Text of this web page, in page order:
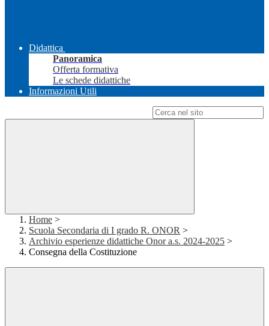
Didattica
Panoramica
Offerta formativa
Le schede didattiche
Informazioni Utili
Home >
Scuola Secondaria di I grado R. ONOR >
Archivio esperienze didattiche Onor a.s. 2024-2025 >
Consegna della Costituzione